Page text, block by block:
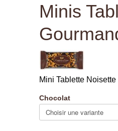
Minis
Mini Tablette
Chocolat